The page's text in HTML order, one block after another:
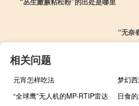
“无奈
相关问题
元宵怎样吃法
梦幻
“全球鹰”无人机的MP-RTIP雷达